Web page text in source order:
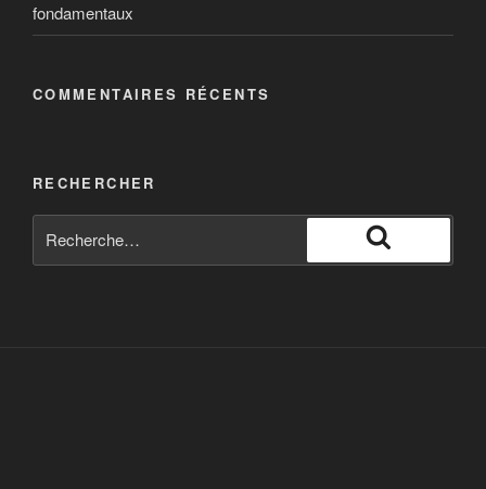
fondamentaux
COMMENTAIRES RÉCENTS
RECHERCHER